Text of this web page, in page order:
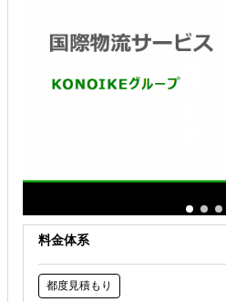
料金体系
都度見積もり